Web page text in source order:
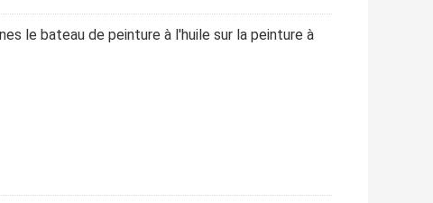
le bateau de peinture à l'huile sur la peinture à